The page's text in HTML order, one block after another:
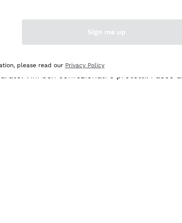
Vini ben confezionati e protetti. Pacco
Sign me up
please read our Privacy Policy